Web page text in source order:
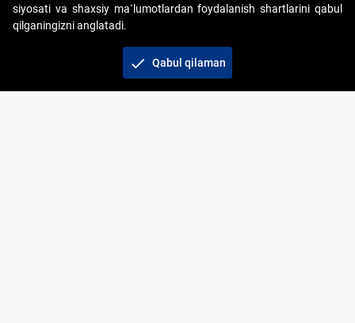
Copyright © 2017-2026. "Elektron onlayn-auksionlarni
tashkil etish" AJ. Barcha huquqlar himoyalangan
siyosati va shaxsiy ma`lumotlardan foydalanish shartlarini qabul
qilganingizni anglatadi.
check Qabul qilaman